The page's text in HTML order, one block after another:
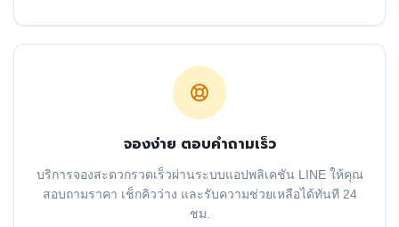
จองง่าย ตอบคำถามเร็ว
บริการจองสะดวกรวดเร็วผ่านระบบแอปพลิเคชัน LINE ให้คุณ
สอบถามราคา เช็กคิวว่าง และรับความช่วยเหลือได้ทันที 24
ชม.